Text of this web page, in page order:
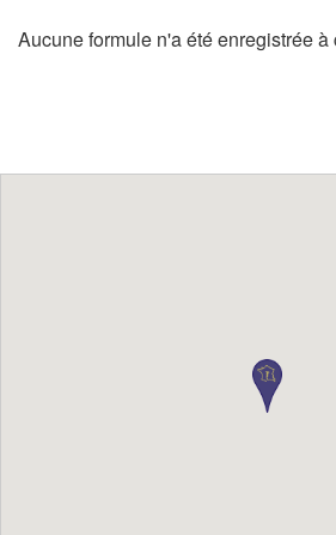
Aucune formule n'a été enregistrée